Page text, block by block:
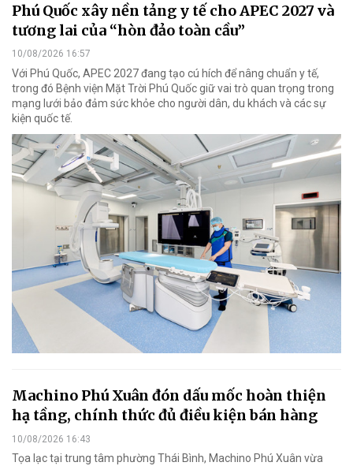
Phú Quốc xây nền tảng y tế cho APEC 2027 và
tương lai của “hòn đảo toàn cầu”
10/08/2026 16:57
Với Phú Quốc, APEC 2027 đang tạo cú hích để nâng chuẩn y tế,
trong đó Bệnh viện Mặt Trời Phú Quốc giữ vai trò quan trọng trong
mạng lưới bảo đảm sức khỏe cho người dân, du khách và các sự
kiện quốc tế.
Machino Phú Xuân đón dấu mốc hoàn thiện
hạ tầng, chính thức đủ điều kiện bán hàng
10/08/2026 16:43
Tọa lạc tại trung tâm phường Thái Bình, Machino Phú Xuân vừa